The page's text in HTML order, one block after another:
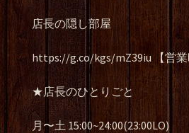
店長の隠し部屋
https://g.co/kgs/mZ39iu 【営
★店長のひとりごと
月〜土 15:00~24:00(23:00LO)